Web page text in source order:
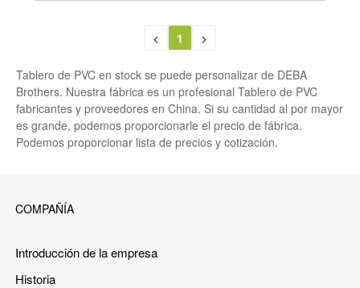
< 1 >
Tablero de PVC en stock se puede personalizar de DEBA
Brothers. Nuestra fábrica es un profesional Tablero de PVC
fabricantes y proveedores en China. Si su cantidad al por mayor
es grande, podemos proporcionarle el precio de fábrica.
Podemos proporcionar lista de precios y cotización.
COMPAÑÍA
Introducción de la empresa
Historia